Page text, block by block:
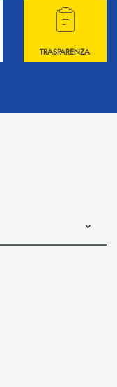
Contattaci !
Hai bisogno di
TRASPARENZA
posta elettronica)
di posta elettronica)